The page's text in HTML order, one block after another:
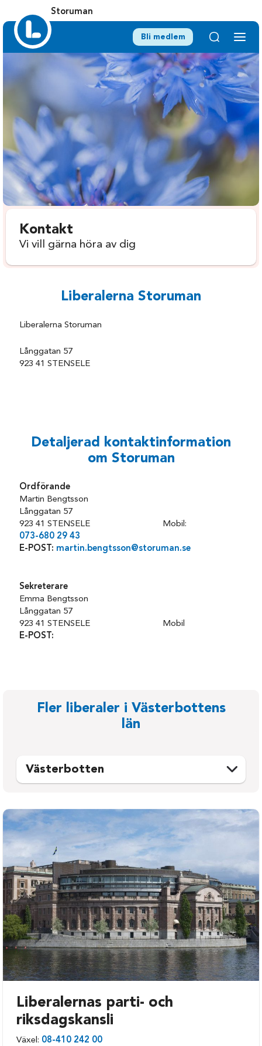
Storuman
Bli medlem
Kontakt
Vi vill gärna höra av dig
Liberalerna Storuman
Liberalerna Storuman
Långgatan 57
923 41 STENSELE
Detaljerad kontaktinformation
om Storuman
Ordförande
Martin Bengtsson
Långgatan 57
923 41 STENSELE Mobil:
073-680 29 43
E-POST: martin.bengtsson@storuman.se
Sekreterare
Emma Bengtsson
Långgatan 57
923 41 STENSELE Mobil
E-POST:
Fler liberaler i Västerbottens
län
Västerbotten
Dorotea
Lycksele
Nordmaling
Norsjö
Robertsfors
Skellefteå
Storuman
Vilhelmina
Vindeln
Vännäs
Åsele
Liberalernas parti- och
riksdagskansli
Växel: 08-410 242 00